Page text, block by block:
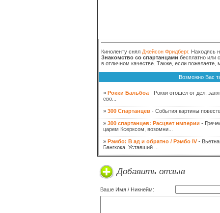
Киноленту снял Джейсон Фридберг. Находясь
Знакомство со спартанцами бесплатно или
в отличном качестве. Также, если
Возможно Вас
» Рокки Бальбоа - Рокки отошел от дел,
сво...
» 300 Спартанцев - События картины
» 300 спартанцев: Расцвет империи -
царем Ксерксом, возомни...
» Рэмбо: В ад и обратно / Рэмбо IV -
Бангкока. Уставший ...
Добавить отзыв
Ваше Имя / Никнейм: